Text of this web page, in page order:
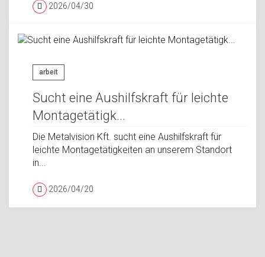
2026/04/30
arbeit
Sucht eine Aushilfskraft für leichte
Montagetätigk...
Die Metalvision Kft. sucht eine Aushilfskraft für
leichte Montagetätigkeiten an unserem Standort
in...
2026/04/20